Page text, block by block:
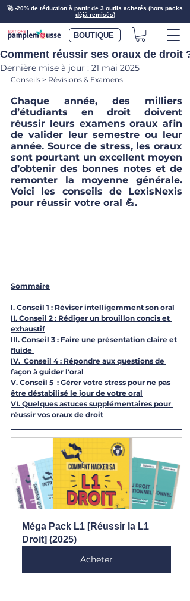
🚀-20% de réduction à partir de 3 outils achetés (hors packs
déjà remisés)
BOUTIQUE
Comment réussir ses oraux de droit ?
Dernière mise à jour : 21 mai 2025
Conseils > Révisions & Examens
Chaque année, des milliers
d’étudiants en droit doivent
réussir leurs examens oraux afin
de valider leur semestre ou leur
année. Source de stress, les oraux
sont pourtant un excellent moyen
d’obtenir des bonnes notes et de
remonter la moyenne générale.
Voici les conseils de LexisNexis
pour réussir votre oral 💪.
Sommaire
I. Conseil 1 : Réviser intelligemment son oral
II. Conseil 2 : Rédiger un brouillon concis et
exhaustif
III. Conseil 3 : Faire une présentation claire et
fluide
IV. Conseil 4 : Répondre aux questions de
façon à guider l'oral
V. Conseil 5  : Gérer votre stress pour ne pas
être déstabilisé le jour de votre oral
VI. Quelques astuces supplémentaires pour
réussir vos oraux de droit
Méga Pack L1 [Réussir la L1
Droit] (2025)
Acheter